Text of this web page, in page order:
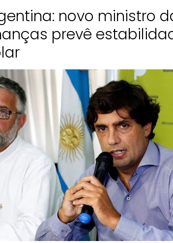
novo ministro
prevê